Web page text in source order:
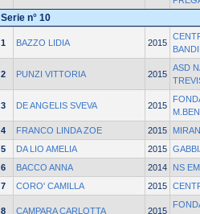
Serie n° 10
1 BAZZO LIDIA 2015
2 PUNZI VITTORIA 2015
ASD
3 DE ANGELIS SVEVA 2015
4 FRANCO LINDA ZOE 2015
5
DA LIO AMELIA 2015
6
BACCO ANNA 2014 NS
7
CORO' CAMILLA 2015
8 CAMPARA CARLOTTA 2015